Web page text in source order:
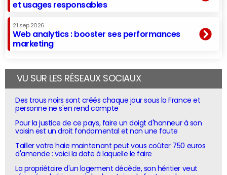
et usages responsables
21 sep 2026
Web analytics : booster ses performances
marketing
VU SUR LES RÉSEAUX SOCIAUX
Des trous noirs sont créés chaque jour sous la France et
personne ne s'en rend compte
Pour la justice de ce pays, faire un doigt d'honneur à son
voisin est un droit fondamental et non une faute
Tailler votre haie maintenant peut vous coûter 750 euros
d'amende : voici la date à laquelle le faire
La propriétaire d'un logement décède, son héritier veut